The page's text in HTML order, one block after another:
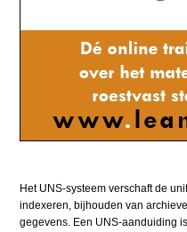
Het UNS-systeem verschaft de
indexeren, bijhouden van
gegevens. Een UNS-aanduiding